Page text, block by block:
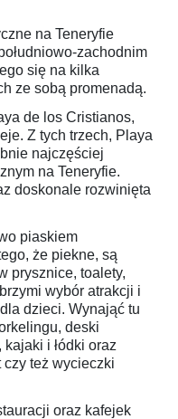
na Teneryfie
zachodnim
się na kilka
ze sobą promenadą.
de los Cristianos,
Z tych trzech, Playa
najczęściej
na Teneryfie.
doskonale rozwinięta
piaskiem
że piekne, są
prysznice, toalety,
wybór atrakcji i
dzieci. Wynająć tu
deski
i łódki oraz
też wycieczki
oraz kafejek